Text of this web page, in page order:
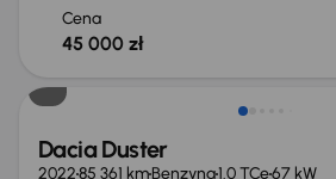
Cena
45 000 zł
Świeżo skupione
Dacia Duster
202285 361 kmBenzyna1.0 TCe67 kW